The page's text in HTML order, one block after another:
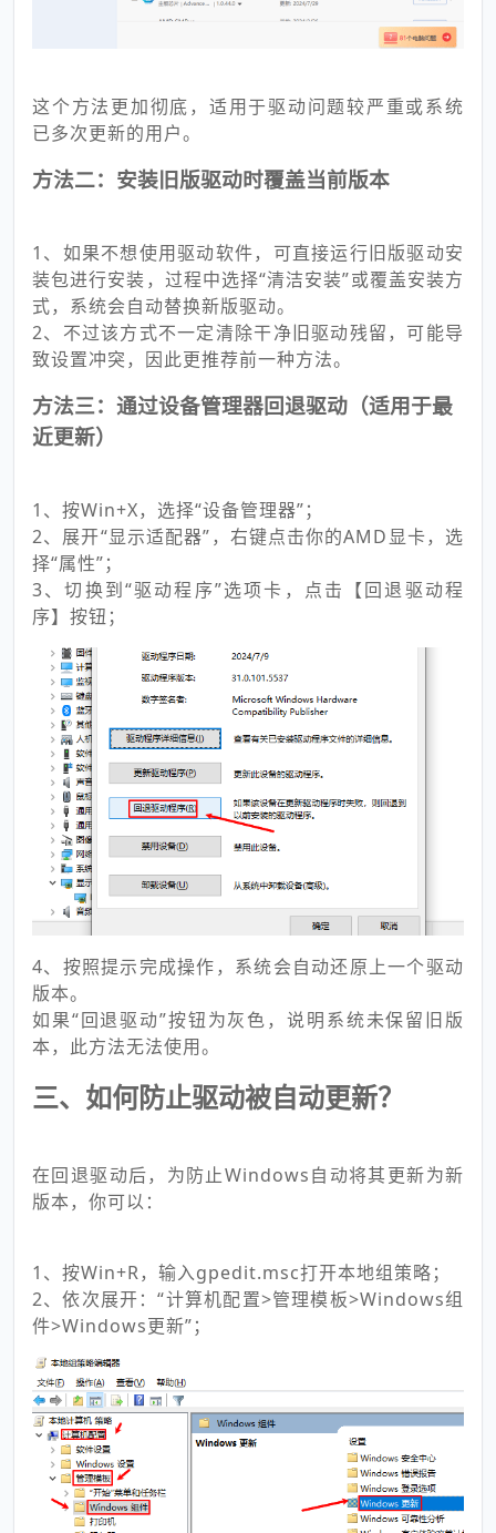
这个方法更加彻底，适用于驱动问题较严重或系统
已多次更新的用户。
方法二：安装旧版驱动时覆盖当前版本
1、如果不想使用驱动软件，可直接运行旧版驱动安
装包进行安装，过程中选择“清洁安装”或覆盖安装方
式，系统会自动替换新版驱动。
2、不过该方式不一定清除干净旧驱动残留，可能导
致设置冲突，因此更推荐前一种方法。
方法三：通过设备管理器回退驱动（适用于最
近更新）
1、按Win+X，选择“设备管理器”；
2、展开“显示适配器”，右键点击你的AMD显卡，选
择“属性”；
3、切换到“驱动程序”选项卡，点击【回退驱动程
序】按钮；
4、按照提示完成操作，系统会自动还原上一个驱动
版本。
如果“回退驱动”按钮为灰色，说明系统未保留旧版
本，此方法无法使用。
三、如何防止驱动被自动更新？
在回退驱动后，为防止Windows自动将其更新为新
版本，你可以：
1、按Win+R，输入gpedit.msc打开本地组策略；
2、依次展开：“计算机配置>管理模板>Windows组
件>Windows更新”；